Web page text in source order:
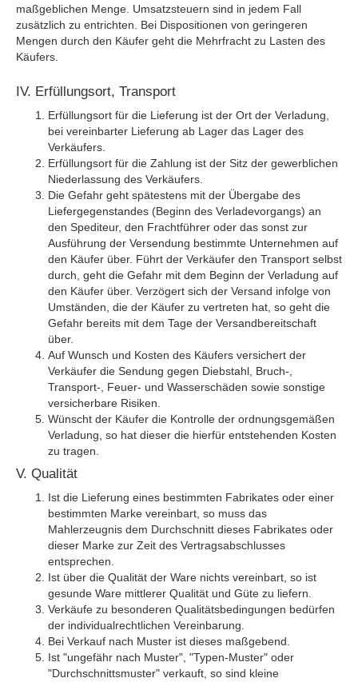
maßgeblichen Menge. Umsatzsteuern sind in jedem Fall
zusätzlich zu entrichten. Bei Dispositionen von geringeren
Mengen durch den Käufer geht die Mehrfracht zu Lasten des
Käufers.
IV. Erfüllungsort, Transport
Erfüllungsort für die Lieferung ist der Ort der Verladung,
bei vereinbarter Lieferung ab Lager das Lager des
Verkäufers.
Erfüllungsort für die Zahlung ist der Sitz der gewerblichen
Niederlassung des Verkäufers.
Die Gefahr geht spätestens mit der Übergabe des
Liefergegenstandes (Beginn des Verladevorgangs) an
den Spediteur, den Frachtführer oder das sonst zur
Ausführung der Versendung bestimmte Unternehmen auf
den Käufer über. Führt der Verkäufer den Transport selbst
durch, geht die Gefahr mit dem Beginn der Verladung auf
den Käufer über. Verzögert sich der Versand infolge von
Umständen, die der Käufer zu vertreten hat, so geht die
Gefahr bereits mit dem Tage der Versandbereitschaft
über.
Auf Wunsch und Kosten des Käufers versichert der
Verkäufer die Sendung gegen Diebstahl, Bruch-,
Transport-, Feuer- und Wasserschäden sowie sonstige
versicherbare Risiken.
Wünscht der Käufer die Kontrolle der ordnungsgemäßen
Verladung, so hat dieser die hierfür entstehenden Kosten
zu tragen.
V. Qualität
Ist die Lieferung eines bestimmten Fabrikates oder einer
bestimmten Marke vereinbart, so muss das
Mahlerzeugnis dem Durchschnitt dieses Fabrikates oder
dieser Marke zur Zeit des Vertragsabschlusses
entsprechen.
Ist über die Qualität der Ware nichts vereinbart, so ist
gesunde Ware mittlerer Qualität und Güte zu liefern.
Verkäufe zu besonderen Qualitätsbedingungen bedürfen
der individualrechtlichen Vereinbarung.
Bei Verkauf nach Muster ist dieses maßgebend.
Ist "ungefähr nach Muster", "Typen-Muster" oder
"Durchschnittsmuster" verkauft, so sind kleine